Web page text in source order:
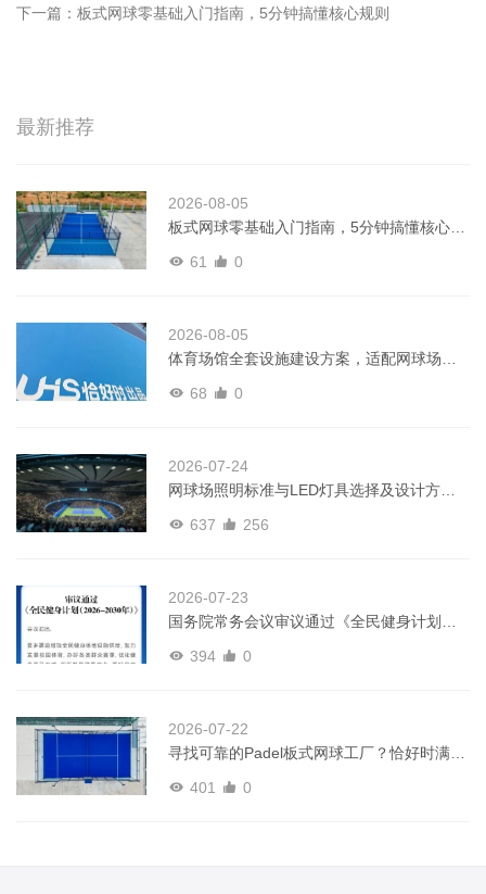
下一篇： 板式网球零基础入门指南，5分钟搞懂核心规则
最新推荐
2026-08-05
板式网球零基础入门指南，5分钟搞懂核心规
61 0
2026-08-05
体育场馆全套设施建设方案，适配网球场、
板式网球多运动场景
68 0
2026-07-24
网球场照明标准与LED灯具选择及设计方案
637 256
2026-07-23
国务院常务会议审议通过《全民健身计划
（2026－2030年）》
394 0
2026-07-22
寻找可靠的Padel板式网球工厂？恰好时满足
全球球场建设需求
401 0